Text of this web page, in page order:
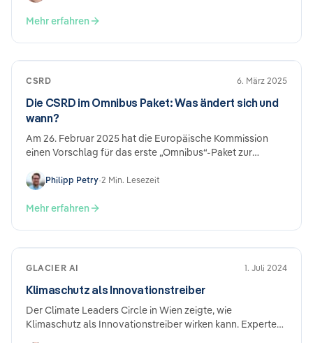
gesetzlich berichtspflichtig sind.
Mehr erfahren
CSRD 6. März 2025
Die CSRD im Omnibus Paket: Was ändert sich und
wann?
Am 26. Februar 2025 hat die Europäische Kommission
einen Vorschlag für das erste „Omnibus“-Paket zur
Philipp Petry•2 Min. Lesezeit
Mehr erfahren
GLACIER AI 1. Juli 2024
Klimaschutz als Innovationstreiber
Der Climate Leaders Circle in Wien zeigte, wie
Klimaschutz als Innovationstreiber wirken kann. Experten